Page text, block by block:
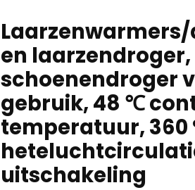
en
schoenendroger
gebruik, 48 ℃
temperatuur, 360
uitschakeling